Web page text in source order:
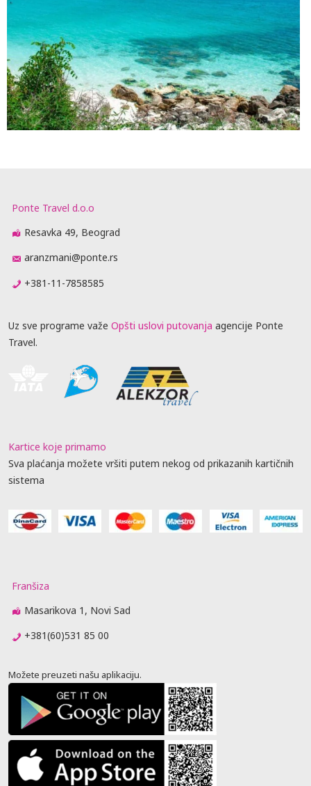
Ponte Travel d.o.o
Resavka 49, Beograd
aranzmani@ponte.rs
+381-11-7858585
Uz sve programe važe Opšti uslovi putovanja agencije Ponte
Travel.
Kartice koje primamo
Sva plaćanja možete vršiti putem nekog od prikazanih kartičnih
sistema
Franšiza
Masarikova 1, Novi Sad
+381(60)531 85 00
Možete preuzeti našu aplikaciju.